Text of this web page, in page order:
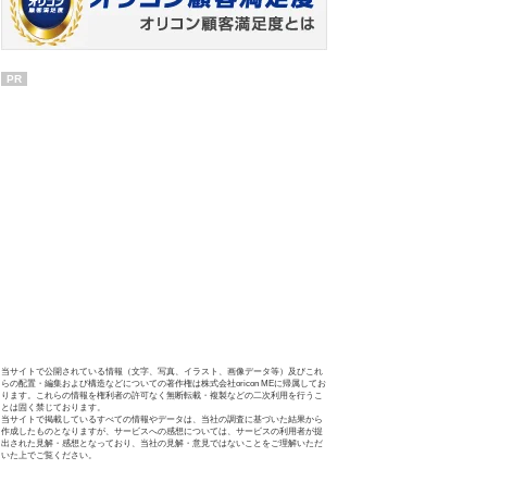
PR
当サイトで公開されている情報（文字、写真、イラスト、画像データ等）及びこれ
らの配置・編集および構造などについての著作権は株式会社oricon MEに帰属してお
ります。これらの情報を権利者の許可なく無断転載・複製などの二次利用を行うこ
とは固く禁じております。
当サイトで掲載しているすべての情報やデータは、当社の調査に基づいた結果から
作成したものとなりますが、サービスへの感想については、サービスの利用者が提
出された見解・感想となっており、当社の見解・意見ではないことをご理解いただ
いた上でご覧ください。